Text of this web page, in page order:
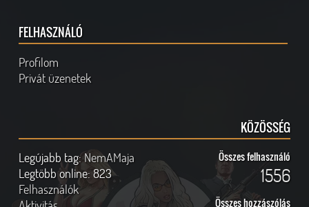
FELHASZNÁLÓ
Profilom
Privát üzenetek
KÖZÖSSÉG
Legújabb tag:NemAMaja
Legtöbb online:823
Felhasználók
Összes felhasználó
1556
Összes hozzászólás